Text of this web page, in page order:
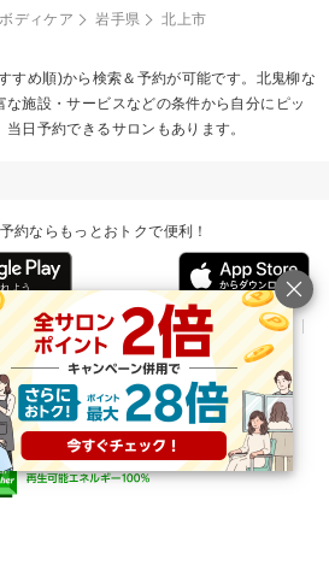
ボディケア 岩手県 北上市
すめ順)から検索＆予約が可能です。北鬼柳な
な施設・サービスなどの条件から自分にピッ
日予約できるサロンもあります。
約ならもっとおトクで便利！
ヘルプ リリース情報
利用規約
希望のサロン様
針 楽天のサービス一覧 アプリ一覧
Group, Inc.